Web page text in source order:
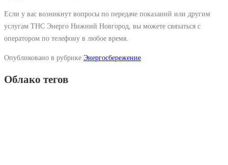
Если у вас возникнут вопросы по передаче показаний или другим
услугам ТНС Энерго Нижний Новгород, вы можете связаться с
оператором по телефону в любое время.
Опубликовано в рубрике Энергосбережение
Облако тегов